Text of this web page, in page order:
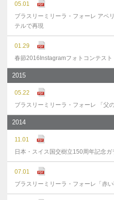
05.01
ブラスリーミリーラ・フォーレ アペ
テルで再現
01.29
春節2016Instagramフォトコンテスト
2015
05.22
ブラスリーミリーラ・フォーレ 「父
2014
11.01
日本・スイス国交樹立150周年記念ガ
07.01
ブラスリーミリーラ・フォーレ「赤